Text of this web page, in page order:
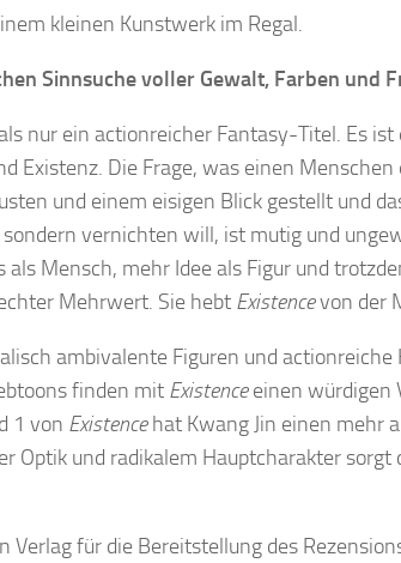
kleinen Kunstwerk im Regal.
Sinnsuche voller Gewalt, Farben und
nur ein actionreicher Fantasy-Titel. Es
Existenz. Die Frage, was einen
und einem eisigen Blick gestellt und
vernichten will, ist mutig und
Mensch, mehr Idee als Figur und
Mehrwert. Sie hebt Existencevon der
ambivalente Figuren und
finden mit Existenceeinen würdigen
1 von Existencehat Kwang Jin einen mehr
Optik und radikalem Hauptcharakter
Verlag für die Bereitstellung des